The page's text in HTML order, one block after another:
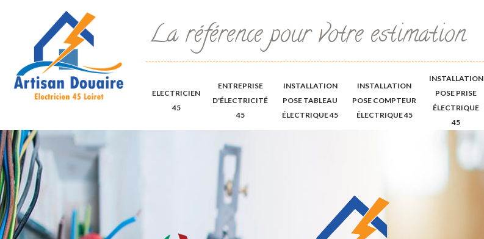
La référence pour votre estimation
ELECTRICIEN
45
ENTREPRISE
D'ÉLECTRICITÉ
45
INSTALLATION
POSE TABLEAU
ÉLECTRIQUE 45
INSTALLATION
POSE COMPTEUR
ÉLECTRIQUE 45
INSTALLATION
POSE PRISE
ÉLECTRIQUE
45